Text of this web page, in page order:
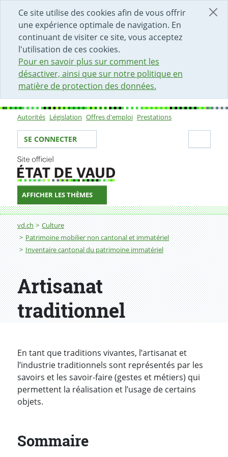
Ce site utilise des cookies afin de vous offrir
une expérience optimale de navigation. En
continuant de visiter ce site, vous acceptez
l'utilisation de ces cookies.
Pour en savoir plus sur comment les
désactiver, ainsi que sur notre politique en
matière de protection des données.
DÉBUT DU CONTENU DE LA PAGE
ACCÈS AU CHAMP DE RECHERCHE
PAGE D'ACCUEIL
FORMULAIRE DE CONTACT
Sous-navigation
Autorités Législation Offres d'emploi Prestations
Votre identité
SE CONNECTER
AFFICHER LES THÈMES
Fil d'Ariane
vd.ch
Culture
Patrimoine mobilier non cantonal et immatériel
Inventaire cantonal du patrimoine immatériel
Artisanat traditionnel
Artisanat
traditionnel
En tant que traditions vivantes, l’artisanat et
l’industrie traditionnels sont représentés par les
savoirs et les savoir-faire (gestes et métiers) qui
permettent la réalisation et l’usage de certains
objets.
Sommaire